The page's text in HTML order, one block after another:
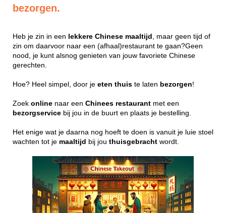
bezorgen.
Heb je zin in een lekkere Chinese maaltijd , maar geen tijd of
zin om daarvoor naar een (afhaal)restaurant te gaan?Geen
nood, je kunt alsnog genieten van jouw favoriete Chinese
gerechten.
Hoe? Heel simpel, door je eten thuis te laten bezorgen!
Zoek online naar een Chinees restaurant met een
bezorgservice bij jou in de buurt en plaats je bestelling.
Het enige wat je daarna nog hoeft te doen is vanuit je luie stoel
wachten tot je maaltijd bij jou thuisgebracht wordt.